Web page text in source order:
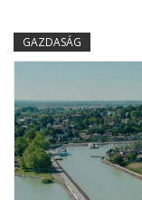
GAZDASÁG